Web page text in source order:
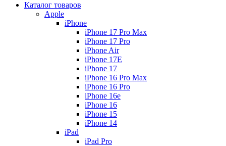
Каталог товаров
Apple
iPhone
iPhone 17 Pro Max
iPhone 17 Pro
iPhone Air
iPhone 17E
iPhone 17
iPhone 16 Pro Max
iPhone 16 Pro
iPhone 16e
iPhone 16
iPhone 15
iPhone 14
iPad
iPad Pro